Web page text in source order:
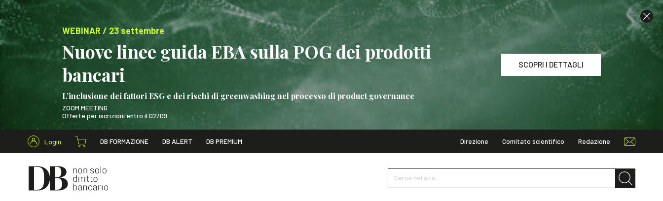
WEBINAR / 23 settembre
Nuove linee guida EBA sulla POG dei prodotti
bancari
L’inclusione dei fattori ESG e dei rischi di greenwashing nel processo di product governance
ZOOM MEETING
Offerte per iscrizioni entro il 02/09
SCOPRI I DETTAGLI
WEBINAR / 23 settembre Nuove linee guida EBA sulla POG dei prodotti bancari SCOPRI I DETTAGLI
Login DB FORMAZIONE DB ALERT DB PREMIUM Direzione Comitato scientifico Redazione
Cerca nel sito
Cerca nel sito